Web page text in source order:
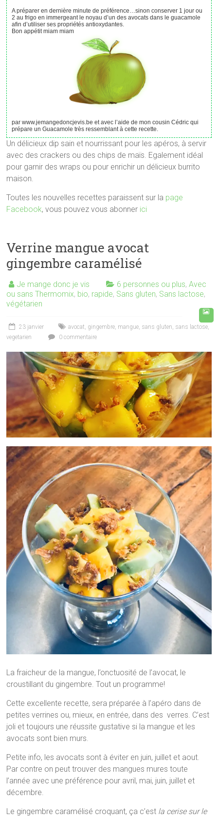
A préparer en dernière minute de préférence…sinon conserver 1 jour ou
2 au frigo en immergeant le noyau d’un des avocats dans le guacamole
afin d’utiliser ses propriétés antioxydantes.
Bon appétit miam miam
par www.jemangedoncjevis.be et avec l’aide de mon cousin Cédric qui
prépare un Guacamole très ressemblant à cette recette.
Un délicieux dip sain et nourrissant pour les apéros, à servir
avec des crackers ou des chips de maïs. Egalement idéal
pour garnir des wraps ou pour enrichir un délicieux burrito
maison.
Toutes les nouvelles recettes paraissent sur la page
Facebook, vous pouvez vous abonner ici
Verrine mangue avocat
gingembre caramélisé
Je mange donc je vis 6 personnes ou plus,Avec
ou sans Thermomix, bio, rapide, Sans gluten, Sans lactose,
végétarien
23 janvier avocat, gingembre, mangue, sans gluten, sans lactose,
vegetarien
0 commentaire
La fraicheur de la mangue, l’onctuosité de l’avocat, le
croustillant du gingembre. Tout un programme!
Cette excellente recette, sera préparée à l’apéro dans de
petites verrines ou, mieux, en entrée, dans des verres. C’est
joli et toujours une réussite gustative si la mangue et les
avocats sont bien murs.
Petite info, les avocats sont à éviter en juin, juillet et aout.
Par contre on peut trouver des mangues mures toute
l’année avec une préférence pour avril, mai, juin, juillet et
décembre.
Le gingembre caramélisé croquant, ça c’est la cerise sur le